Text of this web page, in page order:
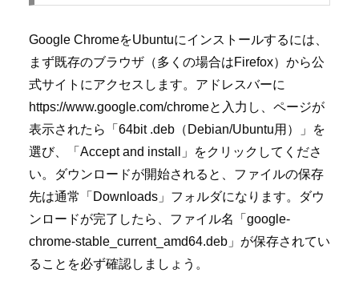
Google ChromeをUbuntuにインストールするには、
まず既存のブラウザ（多くの場合はFirefox）から公
式サイトにアクセスします。アドレスバーに
https://www.google.com/chromeと入力し、ページが
表示されたら「64bit .deb（Debian/Ubuntu用）」を
選び、「Accept and install」をクリックしてくださ
い。ダウンロードが開始されると、ファイルの保存
先は通常「Downloads」フォルダになります。ダウ
ンロードが完了したら、ファイル名「google-
chrome-stable_current_amd64.deb」が保存されてい
ることを必ず確認しましょう。